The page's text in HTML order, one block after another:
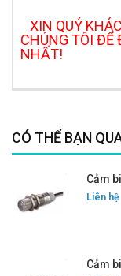
XIN QUÝ
CHÚNG TÔI ĐỂ
NHẤT!
CÓ THỂ BẠN
Cảm
Liên hệ
Cảm